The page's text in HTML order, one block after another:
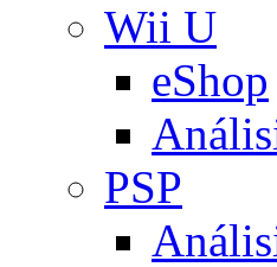
Wii U
eShop
PSP